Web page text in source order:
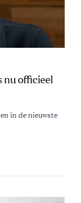
nu officieel
in de nieuwste